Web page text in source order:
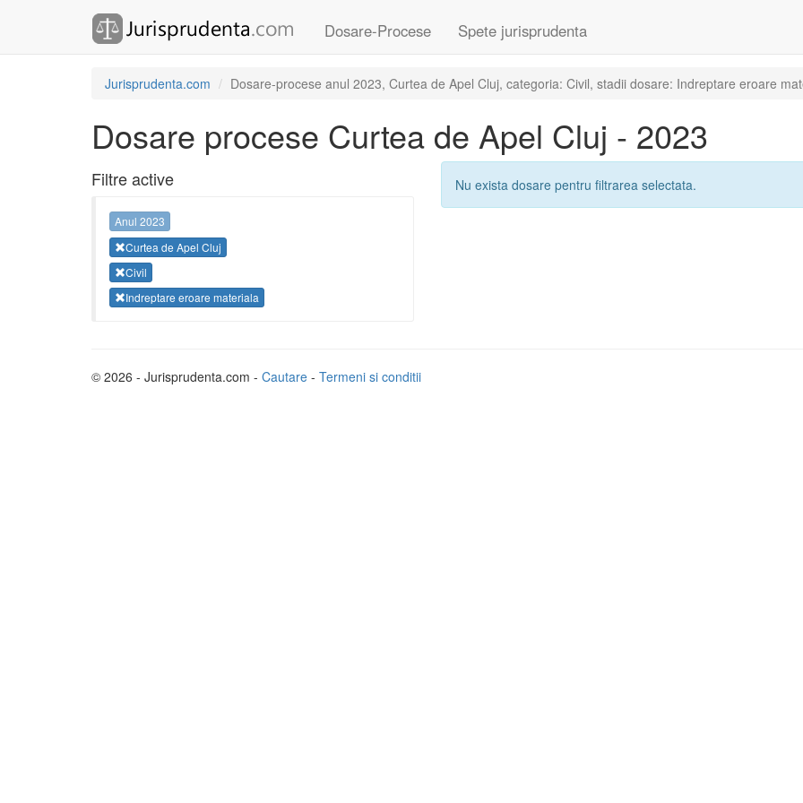
Dosare-Procese Spete jurisprudenta
Jurisprudenta.com Dosare-procese anul 2023, Curtea de Apel Cluj, categoria: Civil, stadii dosare: Indreptare eroare
Dosare procese Curtea de Apel Cluj - 2023
Filtre active
Anul 2023
Curtea de Apel Cluj
Civil
Indreptare eroare materiala
Nu exista dosare pentru filtrarea selectata.
© 2026 - Jurisprudenta.com - Cautare - Termeni si conditii